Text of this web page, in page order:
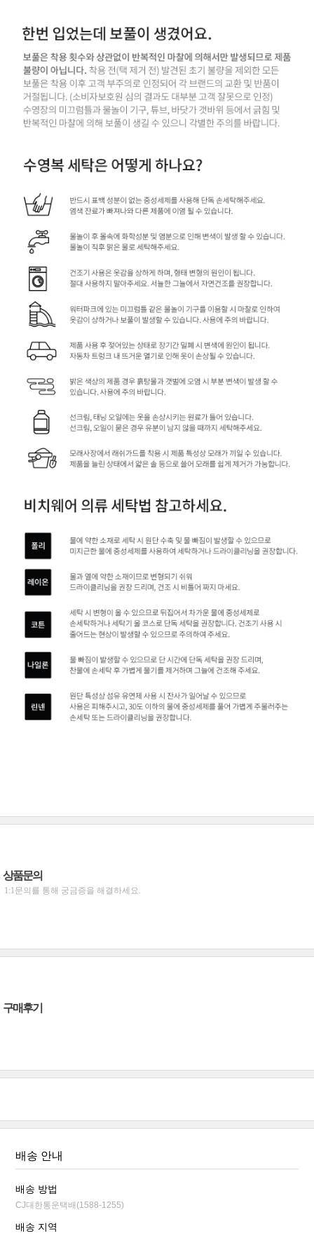
상품문의
1:1문의를 통해 궁금증을 해결하세요.
구매후기
배송 안내
배송 방법
CJ대한통운택배(1588-1255)
배송 지역